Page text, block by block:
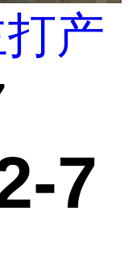
产
7